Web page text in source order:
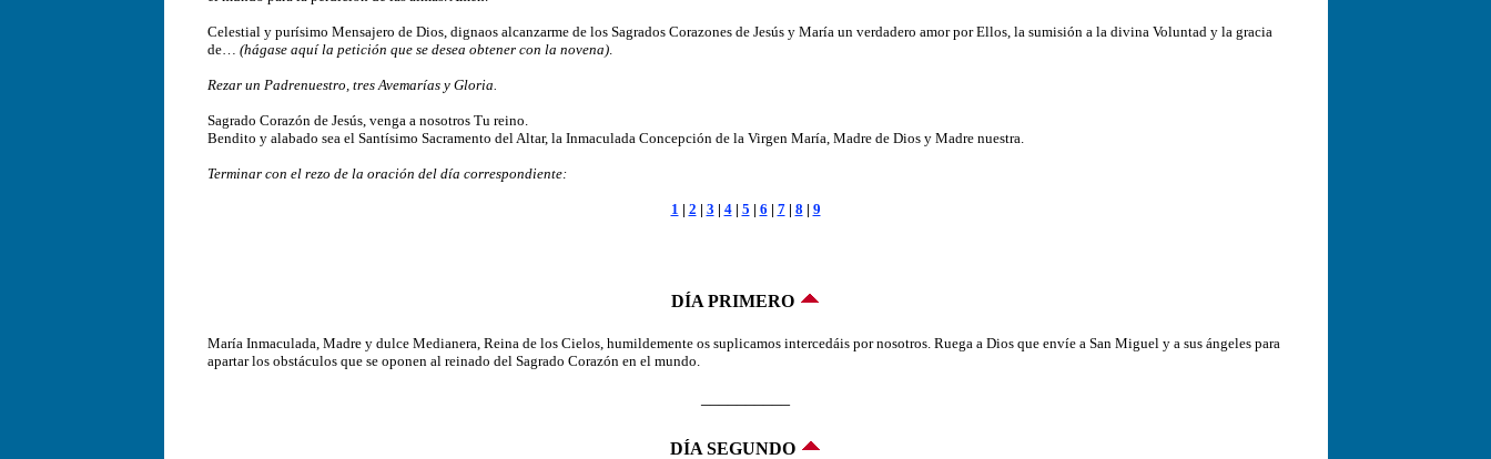
Celestial y purísimo Mensajero de Dios, dignaos alcanzarme de los Sagrados Corazones de Jesús y María un verdadero amor por Ellos, la sumisión a la divina Voluntad y la gracia
de… (hágase aquí la petición que se desea obtener con la novena)
Rezar un Padrenuestro, tres Avemarías y Gloria.
Sagrado Corazón de Jesús, venga a nosotros Tu reino.
Bendito y alabado sea el Santísimo Sacramento del Altar, la Inmaculada Concepción de la Virgen María, Madre de Dios y Madre nuestra.
Terminar con el rezo de la oración del día correspondiente:
1 | 2 | 3 | 4| 5 | 6 | 7| 8 | 9
DÍA PRIMERO
María Inmaculada, Madre y dulce Medianera, Reina de los Cielos, humildemente os suplicamos intercedáis por nosotros. Ruega a Dios que envíe a San Miguel y a sus ángeles para
apartar los obstáculos que se oponen al reinado del Sagrado Corazón en el mundo.
DÍA SEGUNDO